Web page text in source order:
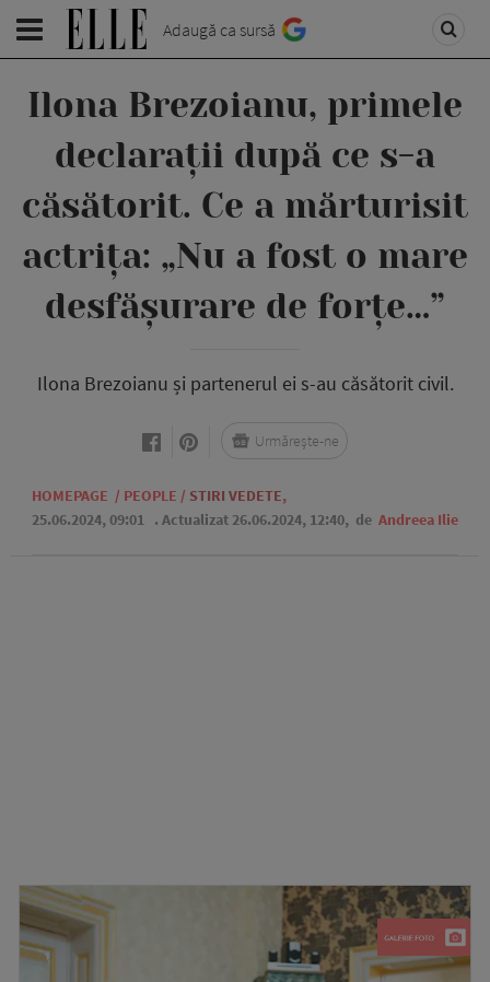
Adaugă ca sursă
Ilona Brezoianu, primele
declarații după ce s-a
căsătorit. Ce a mărturisit
actrița: „Nu a fost o mare
desfășurare de forțe…”
Ilona Brezoianu și partenerul ei s-au căsătorit civil.
HOMEPAGE / PEOPLE / STIRI VEDETE,
25.06.2024, 09:01 . Actualizat 26.06.2024, 12:40, de Andreea Ilie
Urmărește-ne